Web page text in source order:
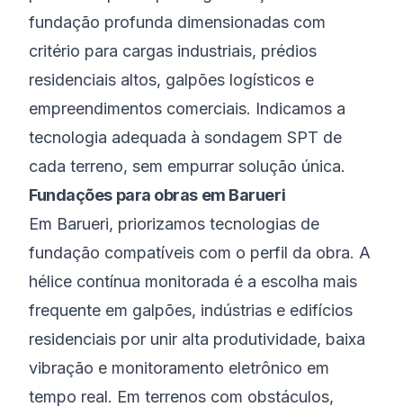
fundação profunda dimensionadas com
critério para cargas industriais, prédios
residenciais altos, galpões logísticos e
empreendimentos comerciais. Indicamos a
tecnologia adequada à sondagem SPT de
cada terreno, sem empurrar solução única.
Fundações para obras em Barueri
Em Barueri, priorizamos tecnologias de
fundação compatíveis com o perfil da obra. A
hélice contínua monitorada é a escolha mais
frequente em galpões, indústrias e edifícios
residenciais por unir alta produtividade, baixa
vibração e monitoramento eletrônico em
tempo real. Em terrenos com obstáculos,